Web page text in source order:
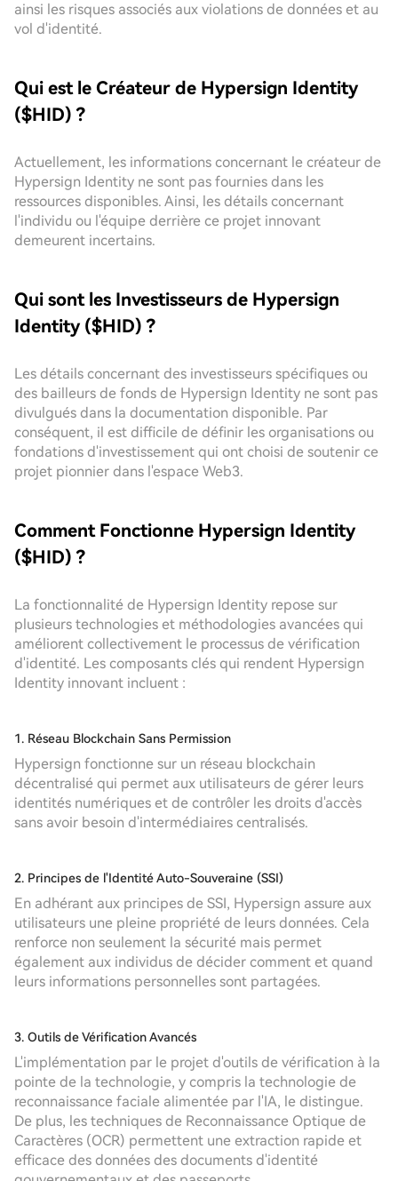
ainsi les risques associés aux violations de données et au
vol d'identité.
Qui est le Créateur de Hypersign Identity
($HID) ?
Actuellement, les informations concernant le créateur de
Hypersign Identity ne sont pas fournies dans les
ressources disponibles. Ainsi, les détails concernant
l'individu ou l'équipe derrière ce projet innovant
demeurent incertains.
Qui sont les Investisseurs de Hypersign
Identity ($HID) ?
Les détails concernant des investisseurs spécifiques ou
des bailleurs de fonds de Hypersign Identity ne sont pas
divulgués dans la documentation disponible. Par
conséquent, il est difficile de définir les organisations ou
fondations d'investissement qui ont choisi de soutenir ce
projet pionnier dans l'espace Web3.
Comment Fonctionne Hypersign Identity
($HID) ?
La fonctionnalité de Hypersign Identity repose sur
plusieurs technologies et méthodologies avancées qui
améliorent collectivement le processus de vérification
d'identité. Les composants clés qui rendent Hypersign
Identity innovant incluent :
1. Réseau Blockchain Sans Permission
Hypersign fonctionne sur un réseau blockchain
décentralisé qui permet aux utilisateurs de gérer leurs
identités numériques et de contrôler les droits d'accès
sans avoir besoin d'intermédiaires centralisés.
2. Principes de l'Identité Auto-Souveraine (SSI)
En adhérant aux principes de SSI, Hypersign assure aux
utilisateurs une pleine propriété de leurs données. Cela
renforce non seulement la sécurité mais permet
également aux individus de décider comment et quand
leurs informations personnelles sont partagées.
3. Outils de Vérification Avancés
L'implémentation par le projet d'outils de vérification à la
pointe de la technologie, y compris la technologie de
reconnaissance faciale alimentée par l'IA, le distingue.
De plus, les techniques de Reconnaissance Optique de
Caractères (OCR) permettent une extraction rapide et
efficace des données des documents d'identité